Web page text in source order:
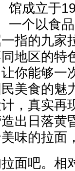
馆成立于
一个以食
指的九家
地区的特
你能够一
美食的魅
，真实再
出日落黄
味的拉面
吧。相